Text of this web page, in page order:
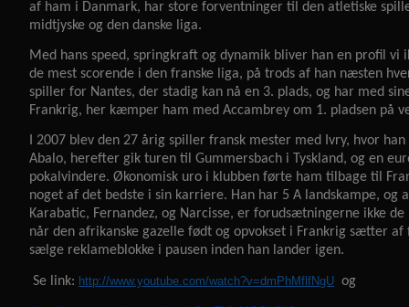
af ham i Danmark, har store forventninger til den atletiske
midtjyske og den danske liga.
Med hans speed, springkraft og dynamik bliver han en profil
de mest scorende i den franske liga, på trods af han næsten
spiller for Nantes, der stadig kan nå en 3. plads, og har med
Frankrig, her kæmper ham med Accambrey om 1. pladsen på
I 2007 blev den 27 årig spiller fransk mester med Ivry, hvor
Abalo, herefter gik turen til Gummersbach i Tyskland, og en
pokalvindere. Økonomisk uro i klubben førte ham tilbage til
noget af det bedste i sin karriere. Han har 5 A landskampe,
Karabatic, Fernandez, og Narcisse, er forudsætningerne ikke
når den afrikanske gazelle født og opvokset i Frankrig sætter
sælge reklameblokke i pausen inden han lander igen.
Se link: http://www.youtube.com/watch?v=dmPhMflfNgU og